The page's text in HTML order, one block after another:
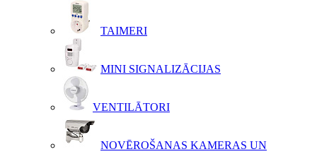
TAIMERI
MINI SIGNALIZĀCIJAS
VENTILĀTORI
NOVĒROŠANAS KAMERAS UN